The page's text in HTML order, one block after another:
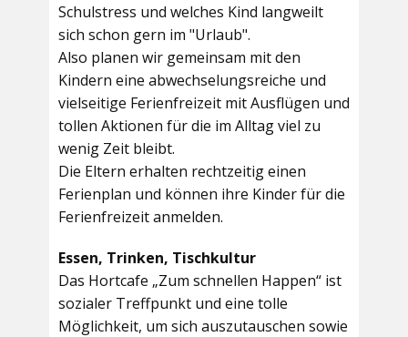
Schulstress und welches Kind langweilt
sich schon gern im "Urlaub".
Also planen wir gemeinsam mit den
Kindern eine abwechselungsreiche und
vielseitige Ferienfreizeit mit Ausflügen und
tollen Aktionen für die im Alltag viel zu
wenig Zeit bleibt.
Die Eltern erhalten rechtzeitig einen
Ferienplan und können ihre Kinder für die
Ferienfreizeit anmelden.
Essen, Trinken, Tischkultur
Das Hortcafe „Zum schnellen Happen“ ist
sozialer Treffpunkt und eine tolle
Möglichkeit, um sich auszutauschen sowie